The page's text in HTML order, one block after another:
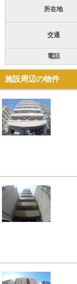
所在地
交通
電話
施設周辺の物件